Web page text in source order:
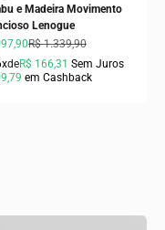
e Madeira Movimento
Lenogue
promocional
Preço normal
R$ 1.339,90
deR$ 166,31 Sem Juros
em Cashback